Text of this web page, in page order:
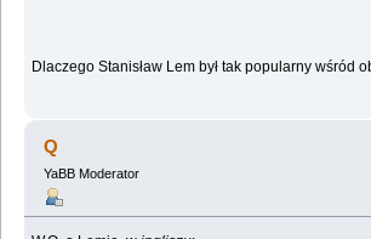
Dlaczego Stanisław Lem był tak popularny wśród
Q
YaBB Moderator